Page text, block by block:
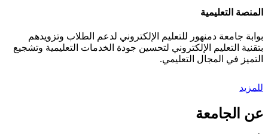
المنصة التعليمية
بوابة جامعة دمنهور للتعليم الإلكتروني لدعم الطلاب وتزويدهم
بتقنية التعليم الإلكتروني لتحسين جودة الخدمات التعليمية وتشجيع
التميز في المجال التعليمي.
للمزيد
عن الجامعة